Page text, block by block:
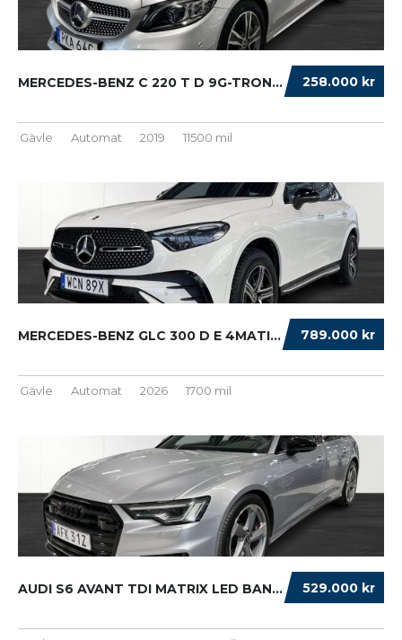
258.000 kr
MERCEDES-BENZ C 220 T D 9G-TRONIC AMG DRAG B...
Gävle Automat 2019 11500 mil
789.000 kr
MERCEDES-BENZ GLC 300 D E 4MATIC DE AMG PREM...
Gävle Automat 2026 1700 mil
529.000 kr
AUDI S6 AVANT TDI MATRIX LED BANG & OLUF ...